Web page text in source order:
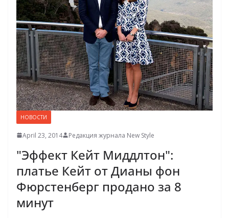
НОВОСТИ
April 23, 2014 Редакция журнала New Style
"Эффект Кейт Миддлтон":
платье Кейт от Дианы фон
Фюрстенберг продано за 8
минут